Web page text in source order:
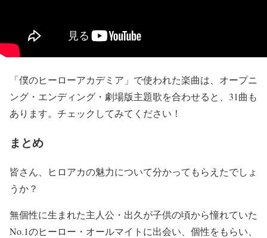
「僕のヒーローアカデミア」で使われた楽曲は、オープニ
ング・エンディング・劇場版主題歌を合わせると、31曲も
あります。チェックしてみてください！
まとめ
皆さん、ヒロアカの魅力について分かってもらえたでしょ
うか？
無個性に生まれた主人公・出久が子供の頃から憧れていた
No.1のヒーロー ・オールマイトに出会い、個性をもらい、